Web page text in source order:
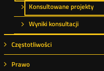
Konsultowane projekty
Wyniki konsultacji
Częstotliwości
Prawo